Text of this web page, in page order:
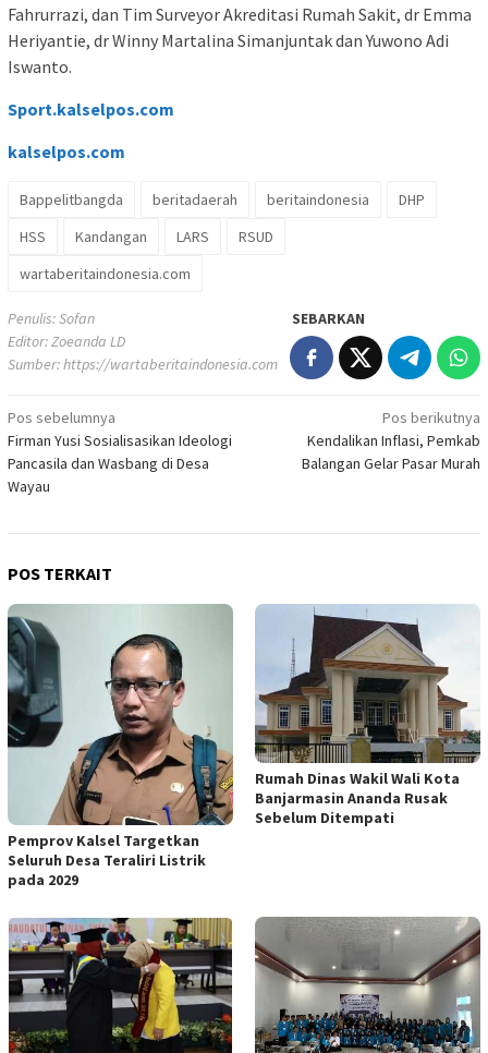
Fahrurrazi, dan Tim Surveyor Akreditasi Rumah Sakit, dr Emma
Heriyantie, dr Winny Martalina Simanjuntak dan Yuwono Adi
Iswanto.
Sport.kalselpos.com
kalselpos.com
Bappelitbangda beritadaerah beritaindonesia
DHP
HSS
Kandangan LARS
RSUD
wartaberitaindonesia.com
Penulis: Sofan
Editor: Zoeanda LD
Sumber:https://wartaberitaindonesia.com
SEBARKAN
Navigasi
pos
Pos sebelumnya
Firman Yusi Sosialisasikan Ideologi
Pancasila dan Wasbang di Desa
Wayau
Pos berikutnya
Kendalikan Inflasi, Pemkab
Balangan Gelar Pasar Murah
POS TERKAIT
Pemprov Kalsel Targetkan
Seluruh Desa Teraliri Listrik
pada 2029
Rumah Dinas Wakil Wali Kota
Banjarmasin Ananda Rusak
Sebelum Ditempati